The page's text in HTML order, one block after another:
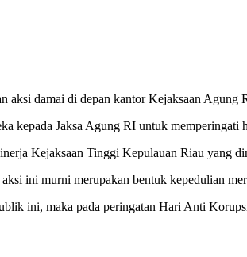
damai di depan kantor Kejaksaan Agung
kepada Jaksa Agung RI untuk
Kejaksaan Tinggi Kepulauan Riau yang
ini murni merupakan bentuk kepedulian
ini, maka pada peringatan Hari Anti